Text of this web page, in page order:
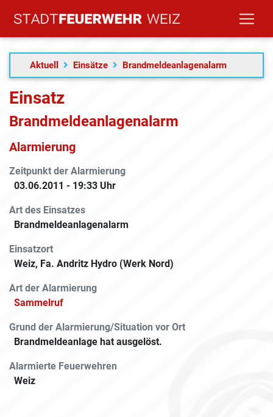
Aktuell Einsätze Brandmeldeanlagenalarm
Einsatz
Brandmeldeanlagen­alarm
Alarmierung
Zeitpunkt der Alarmierung
03.06.2011 - 19:33 Uhr
Art des Einsatzes
Brandmeldeanlagen­alarm
Einsatzort
Weiz, Fa. Andritz Hydro (Werk Nord)
Art der Alarmierung
Sammelruf
Grund der Alarmierung/Situation vor Ort
Brandmeldeanlage hat ausgelöst.
Alarmierte Feuerwehren
Weiz